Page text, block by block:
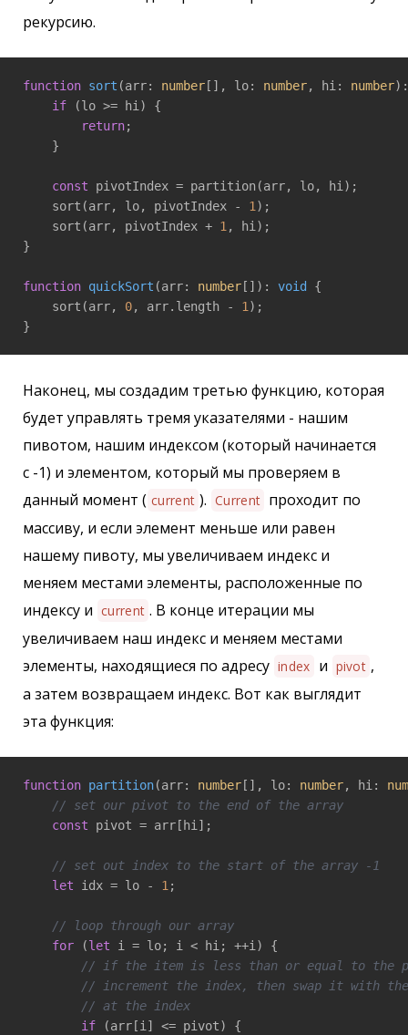
рекурсию.
function sort (arr: number [], lo: number, hi: number
if (lo >= hi) {
return;
    }
const pivotIndex = partition(arr, lo, hi);
    sort(arr, lo, pivotIndex -
1 );
    sort(arr, pivotIndex +
1 , hi);
}
function quickSort (arr: number [] ): void
{
    sort(arr,
0, arr.length - 1 );
}
Наконец, мы создадим третью функцию, которая
будет управлять тремя указателями - нашим
пивотом, нашим индексом (который начинается
с -1) и элементом, который мы проверяем в
данный момент ( current ). Current проходит по
массиву, и если элемент меньше или равен
нашему пивоту, мы увеличиваем индекс и
меняем местами элементы, расположенные по
индексу и current . В конце итерации мы
увеличиваем наш индекс и меняем местами
элементы, находящиеся по адресу index и pivot ,
а затем возвращаем индекс. Вот как выглядит
эта функция:
function partition(arr: number [], lo: number, hi:
// set our pivot to the end of the array
const pivot = arr[hi];
// set out index to the start of the array -1
let idx = lo - 1 ;
// loop through our array
for (let i = lo; i < hi; ++i) {
// if the item is less than or equal to the
// increment the index, then swap it with
// at the index
if (arr[i] <= pivot) {